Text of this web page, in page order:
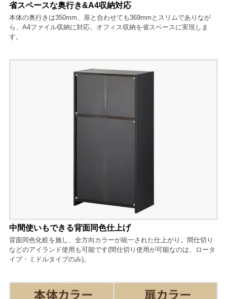
省スペースな奥行き&A4収納対応
本体の奥行きは350mm、扉と合わせても369mmとスリムでありなが
ら、A4ファイル収納に対応。オフィス収納を省スペースに実現しま
す。
中間使いもできる背面同色仕上げ
背面同色化粧を施し、全方向カラーが統一された仕上がり。間仕切り
などのアイランド使用も可能です(間仕切り使用が可能なのは、ロータ
イプ・ミドルタイプのみ)。